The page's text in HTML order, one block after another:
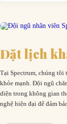
Đặt lịch
Tại Spectrum, chúng
khỏe mạnh. Đội ngũ
diện trong không gian
nghệ hiện đại để đảm